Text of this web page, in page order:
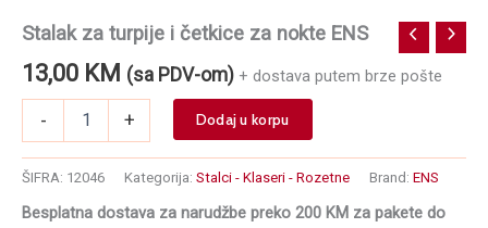
Stalak za turpije i četkice za nokte ENS
13,00 KM (sa PDV-om) + dostava putem brze pošte
-
i
za
+ Dodaj u korpu
ŠIFRA: 12046 Kategorija: Stalci - Klaseri - Rozetne Brand: ENS
Besplatna dostava za narudžbe preko 200 KM za pakete do